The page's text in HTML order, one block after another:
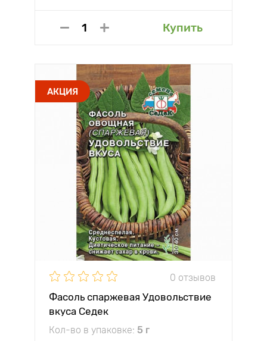
Купить
АКЦИЯ
0 отзывов
Фасоль спаржевая Удовольствие
вкуса Седек
Кол-во в упаковке: 5 г